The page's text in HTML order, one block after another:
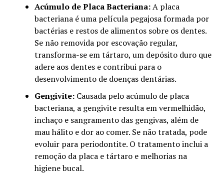
Acúmulo de Placa Bacteriana:A placa
bacteriana é uma película pegajosa formada por
bactérias e restos de alimentos sobre os dentes.
Se não removida por escovação regular,
transforma-se em tártaro, um depósito duro que
adere aos dentes e contribui para o
desenvolvimento de doenças dentárias.
Gengivite:Causada pelo acúmulo de placa
bacteriana, a gengivite resulta em vermelhidão,
inchaço e sangramento das gengivas, além de
mau hálito e dor ao comer. Se não tratada, pode
evoluir para periodontite. O tratamento inclui a
remoção da placa e tártaro e melhorias na
higiene bucal.